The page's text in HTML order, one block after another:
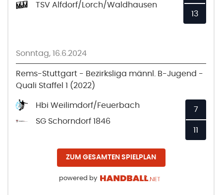
TSV Alfdorf/Lorch/Waldhausen
13
Sonntag, 16.6.2024
Rems-Stuttgart - Bezirksliga männl. B-Jugend -
Quali Staffel 1 (2022)
Hbi Weilimdorf/Feuerbach
SG Schorndorf 1846
7
11
ZUM GESAMTEN SPIELPLAN
powered by